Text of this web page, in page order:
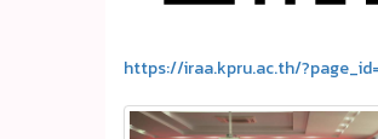
https://iraa.kpru.ac.th/